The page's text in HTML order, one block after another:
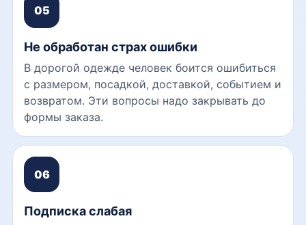
05
Не обработан страх ошибки
В дорогой одежде человек боится ошибиться
с размером, посадкой, доставкой, событием и
возвратом. Эти вопросы надо закрывать до
формы заказа.
06
Подписка слабая